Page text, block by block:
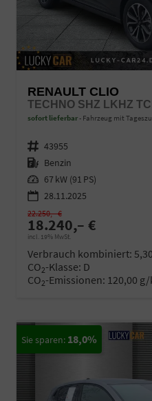
RENAULT CLIO
TECHNO SHZ LKHZ
sofort lieferbar Fahrzeug mit
Fahrzeugnr. 43955
Kraftstoff Benzin
Leistung 67 kW (91 PS)
28.11.2025
18.240,– €
incl. 19% MwSt.
22.250,– €
Verbrauch kombiniert:
CO2-Klasse: D
CO2-Emissionen: 120,00
18,0%